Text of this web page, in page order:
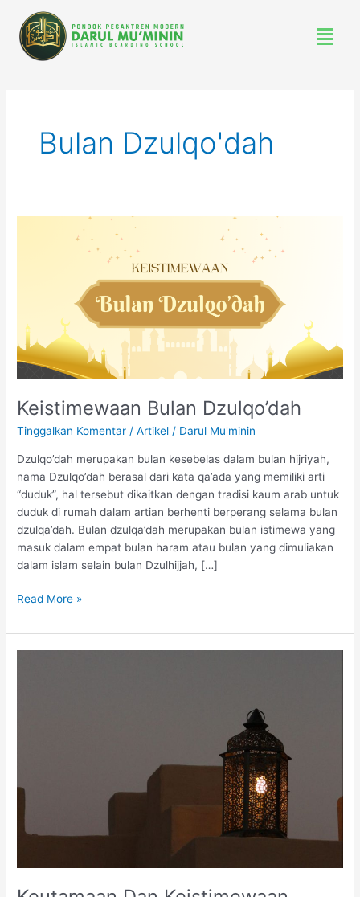
konten
Menu
Bulan Dzulqo'dah
Keistimewaan Bulan Dzulqo’dah
Tinggalkan Komentar /Artikel / Darul Mu'minin
Dzulqo’dah merupakan bulan kesebelas dalam bulan hijriyah,
nama Dzulqo’dah berasal dari kata qa’ada yang memiliki arti
“duduk”, hal tersebut dikaitkan dengan tradisi kaum arab untuk
duduk di rumah dalam artian berhenti berperang selama bulan
dzulqa’dah. Bulan dzulqa’dah merupakan bulan istimewa yang
masuk dalam empat bulan haram atau bulan yang dimuliakan
dalam islam selain bulan Dzulhijjah, […]
Read More »